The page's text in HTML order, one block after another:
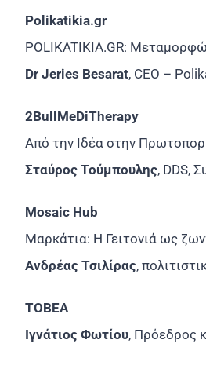
Polikatikia.gr
POLIKATIKIA.GR:
Dr Jeries Besarat, CEO –
2BullMeDiTherapy
Από την Ιδέα στην
Σταύρος Τούμπουλης, DDS,
Mosaic Hub
Μαρκάτια: Η Γειτονιά ως
Ανδρέας Τσιλίρας,
ΤΟΒΕΑ
Ιγνάτιος Φωτίου, Πρόεδρος